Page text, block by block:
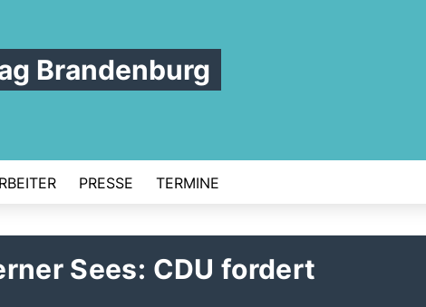
Brandenburg
PRESSE TERMINE
Sees: CDU fordert